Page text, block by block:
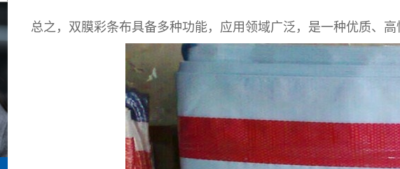
总之，双膜彩条布具备多种功能，应用领域广泛，是一种优质、高